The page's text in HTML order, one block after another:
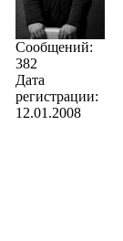
Сообщений:
382
Дата
регистрации:
12.01.2008